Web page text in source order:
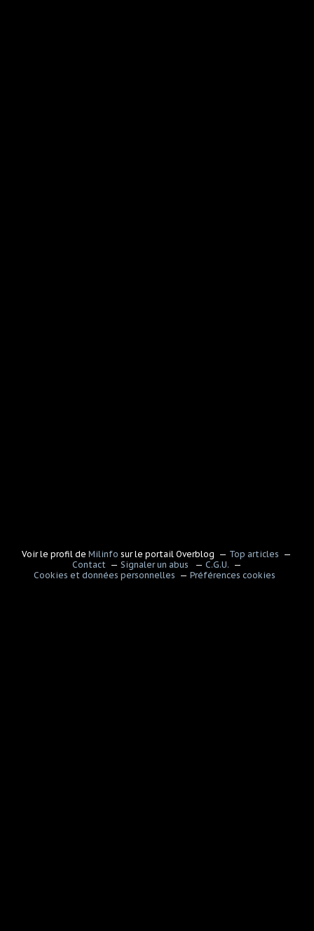
Voir le profil deMilinfo sur le portail Overblog
Top articles
Contact
Signaler un abus
C.G.U.
Cookies et données personnelles
Préférences cookies